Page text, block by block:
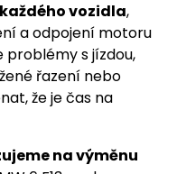
vozidla,
a odpojení motoru
s jízdou,
řazení nebo
že je čas na
na výměnu